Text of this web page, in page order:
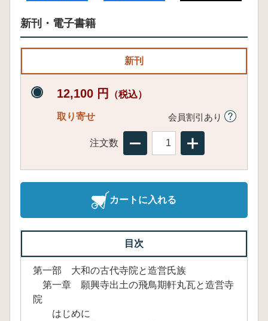
新刊・電子書籍
新刊
12,100 円 （税込）
取り寄せ 会員割引あり
注文数
カートに入れる
目次
第一部 大和の古代寺院と造営氏族
第一章 願興寺出土の飛鳥期軒丸瓦と造営寺
院
はじめに